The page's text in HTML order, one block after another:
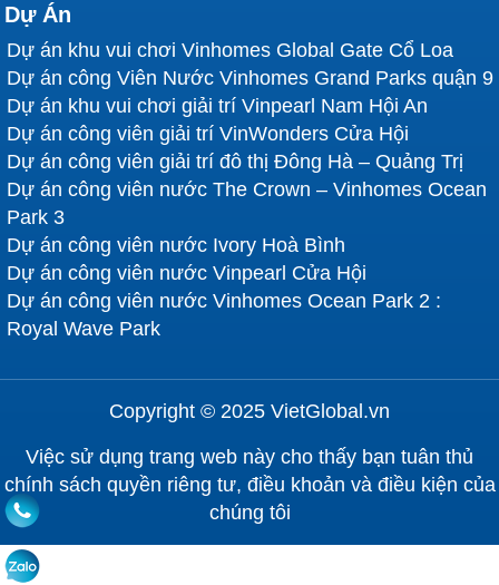
Dự Án
Dự án khu vui chơi Vinhomes Global Gate Cổ Loa
Dự án công Viên Nước Vinhomes Grand Parks quận 9
Dự án khu vui chơi giải trí Vinpearl Nam Hội An
Dự án công viên giải trí VinWonders Cửa Hội
Dự án công viên giải trí đô thị Đông Hà – Quảng Trị
Dự án công viên nước The Crown – Vinhomes Ocean
Park 3
Dự án công viên nước Ivory Hoà Bình
Dự án công viên nước Vinpearl Cửa Hội
Dự án công viên nước Vinhomes Ocean Park 2 :
Royal Wave Park
Copyright © 2025 VietGlobal.vn
Việc sử dụng trang web này cho thấy bạn tuân thủ
chính sách quyền riêng tư, điều khoản và điều kiện của
chúng tôi